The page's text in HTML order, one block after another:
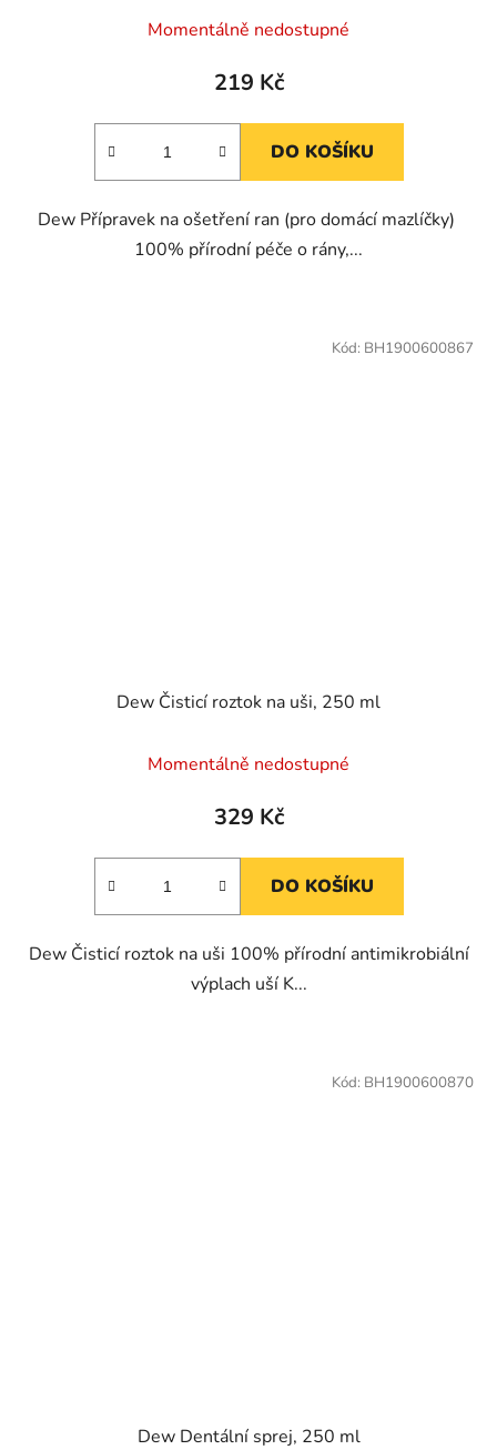
Momentálně nedostupné
219 Kč
DO KOŠÍKU
Dew Přípravek na ošetření ran (pro domácí mazlíčky)
100% přírodní péče o rány,...
Dew Čisticí roztok na uši, 250 ml
Momentálně nedostupné
329 Kč
DO KOŠÍKU
Dew Čisticí roztok na uši 100% přírodní antimikrobiální
výplach uší K...
Kód: BH1900600867
Dew Dentální sprej, 250 ml
Kód: BH1900600870